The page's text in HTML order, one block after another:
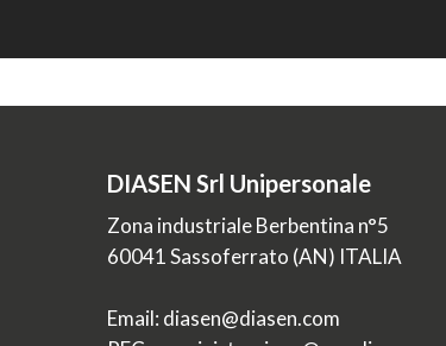
DIASEN Srl Unipersonale
Zona industriale Berbentina n°5
60041 Sassoferrato (AN) ITALIA
Email: diasen@diasen.com